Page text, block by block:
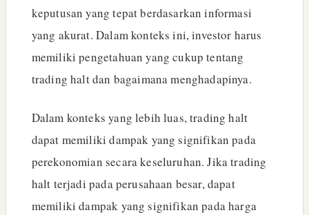
keputusan yang tepat berdasarkan informasi
yang akurat. Dalam konteks ini, investor harus
memiliki pengetahuan yang cukup tentang
trading halt dan bagaimana menghadapinya.
Dalam konteks yang lebih luas, trading halt
dapat memiliki dampak yang signifikan pada
perekonomian secara keseluruhan. Jika trading
halt terjadi pada perusahaan besar, dapat
memiliki dampak yang signifikan pada harga